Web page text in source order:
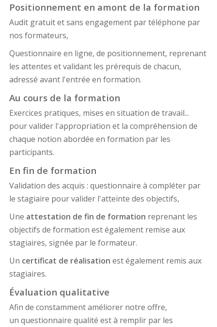
Positionnement en amont de la formation
Audit gratuit et sans engagement par téléphone par
nos formateurs,
Questionnaire en ligne, de positionnement, reprenant
les attentes et validant les prérequis de chacun,
adressé avant l'entrée en formation.
Au cours de la formation
Exercices pratiques, mises en situation de travail...
pour valider l'appropriation et la compréhension de
chaque notion abordée en formation par les
participants.
En fin de formation
Validation des acquis : questionnaire à compléter par
le stagiaire pour valider l'atteinte des objectifs,
Une attestation de fin de formation reprenant les
objectifs de formation est également remise aux
stagiaires, signée par le formateur.
Un certificat de réalisation est également remis aux
stagiaires.
Évaluation qualitative
Afin de constamment améliorer notre offre,
un questionnaire qualité est à remplir par les